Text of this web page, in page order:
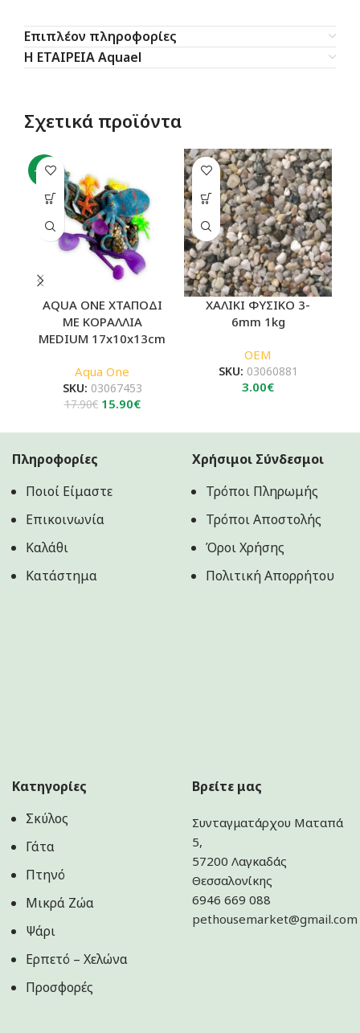
Επιπλέον πληροφορίες
Η ΕΤΑΙΡΕΙΑ Aquael
Σχετικά προϊόντα
-11%
AQUA ONE ΧΤΑΠΟΔΙ
ΜΕ ΚΟΡΑΛΛΙΑ
MEDIUM 17x10x13cm
Aqua One
SKU: 03067453
17.90€ Original
was:
15.90€Η
τιμή
ΧΑΛΙΚΙ ΦΥΣΙΚΟ 3-
6mm 1kg
OEM
SKU: 03060881
3.00€
Πληροφορίες
Ποιοί Είμαστε
Επικοινωνία
Καλάθι
Κατάστημα
Χρήσιμοι Σύνδεσμοι
Τρόποι Πληρωμής
Τρόποι Αποστολής
Όροι Χρήσης
Πολιτική Aπορρήτου
Κατηγορίες
Σκύλος
Γάτα
Πτηνό
Μικρά Ζώα
Ψάρι
Ερπετό – Χελώνα
Προσφορές
Βρείτε μας
Συνταγματάρχου Ματαπά
5,
57200 Λαγκαδάς
Θεσσαλονίκης
6946 669 088
pethousemarket@gmail.com